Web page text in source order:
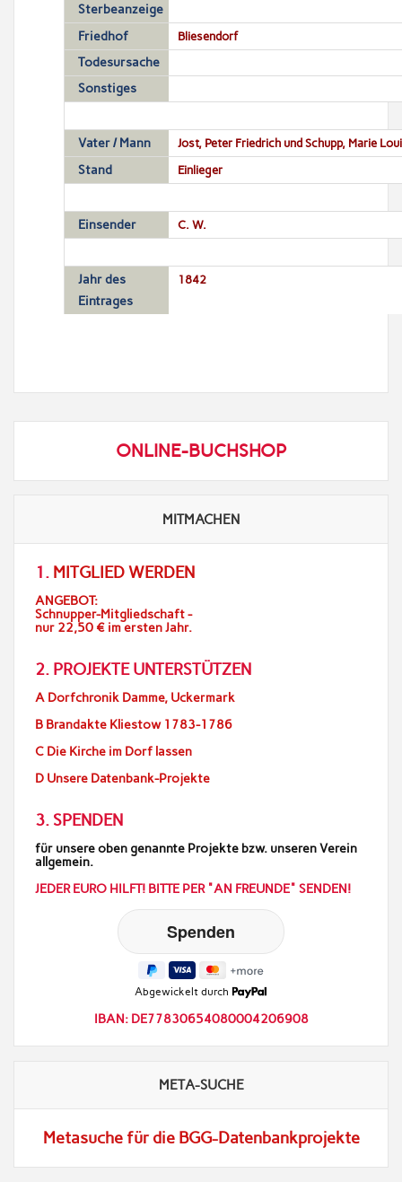
Sterbeanzeige
Friedhof
Bliesendorf
Todesursache
Sonstiges
Vater / Mann Jost, Peter Friedrich und Schupp, Marie
Stand Einlieger
Einsender C. W.
Jahr des
Eintrages
1842
ONLINE-BUCHSHOP
MITMACHEN
1. MITGLIED WERDEN
ANGEBOT:
Schnupper-Mitgliedschaft -
nur 22,50 € im ersten Jahr.
2. PROJEKTE UNTERSTÜTZEN
A Dorfchronik Damme, Uckermark
B Brandakte Kliestow 1783-1786
C Die Kirche im Dorf lassen
D Unsere Datenbank-Projekte
3. SPENDEN
für unsere oben genannte Projekte bzw. unseren Verein
allgemein.
JEDER EURO HILFT! BITTE PER "AN FREUNDE" SENDEN!
Abgewickelt durch
IBAN: DE77830654080004206908
META-SUCHE
Metasuche für die BGG-Datenbankprojekte